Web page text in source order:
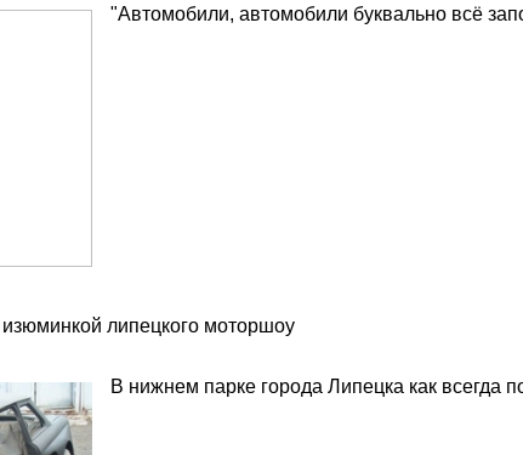
"Автомобили, автомобили буквально всё
липецкого моторшоу
В нижнем парке города Липецка как